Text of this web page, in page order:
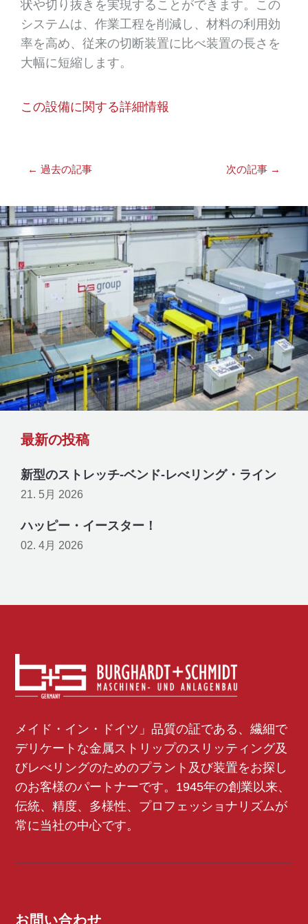
状や切り抜きを実現することができます。この
システムは、作業工程を削減し、材料の利用効
率を高め、従来の切断装置に比べ装置の長さを
大幅に短縮します。
この設備に関する詳細情報
← 過去の記事 次の記事 →
最新の投稿
新型のストレッチ-ベンド-レべリング・ライン
21. 5月 2026
ハッピー・イースター！
02. 4月 2026
メイド・イン・ドイツ」品質の証である、繊細で
デリケートな金属ストリップのスリッティング及
びレべリングのためのプラント及び装置をお探し
のお客様のパートナーです。1945年の創業以来、
伝統、精度、多様性、プロフェッショナリズムが
常に当社の中心です。
お問い合わせ